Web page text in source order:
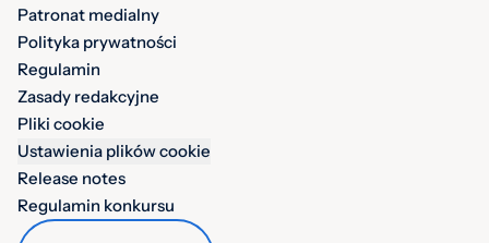
Patronat medialny
Polityka prywatności
Regulamin
Zasady redakcyjne
Pliki cookie
Ustawienia plików cookie
Release notes
Regulamin konkursu